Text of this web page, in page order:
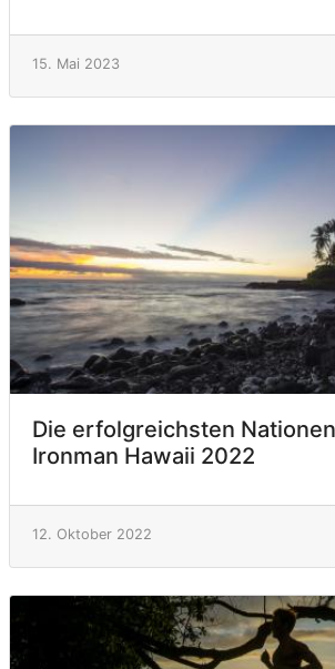
15. Mai 2023
Die erfolgreichsten
Ironman Hawaii 2022
12. Oktober 2022